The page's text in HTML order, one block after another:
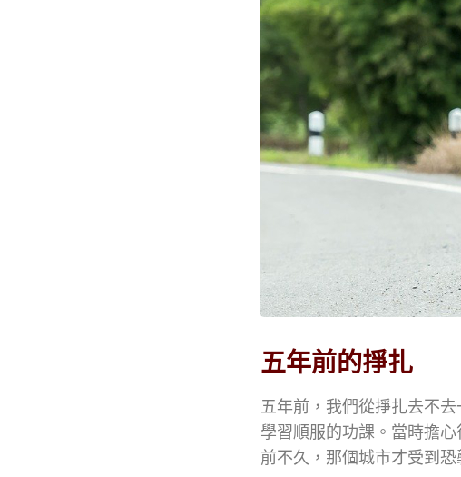
五年前的掙扎
五年前，我們從掙扎去不
學習順服的功課。當時擔
前不久，那個城市才受到